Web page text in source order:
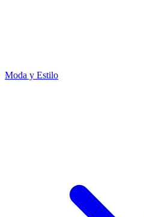
Moda y Estilo